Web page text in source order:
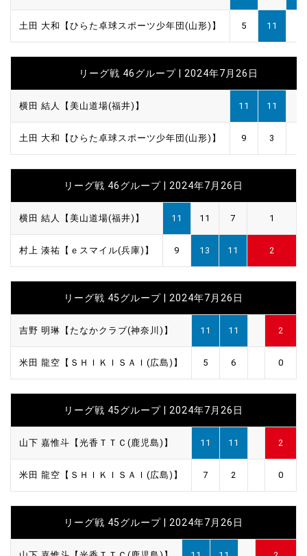
土田 大和【ひらた卓球スポーツ少年団(山形)】 5 11
リーグ戦 46グループ | 2024年7月26日
横田 結人【美山道場(福井)】 11 11
土田 大和【ひらた卓球スポーツ少年団(山形)】 9 3
リーグ戦 46グループ | 2024年7月26日
横田 結人【美山道場(福井)】 11 11 7 1
村上 湊祐【ｅスマイル(兵庫)】 9 13 11 2
リーグ戦 45グループ | 2024年7月26日
吉野 明琳【たなかクラブ(神奈川)】 11 11 2
米田 龍空【ＳＨＩＫＩＳＡＩ(広島)】 5 6 0
リーグ戦 45グループ | 2024年7月26日
山下 嘉惟斗【光香ＴＴＣ(鹿児島)】 11 11 2
米田 龍空【ＳＨＩＫＩＳＡＩ(広島)】 7 2 0
リーグ戦 45グループ | 2024年7月26日